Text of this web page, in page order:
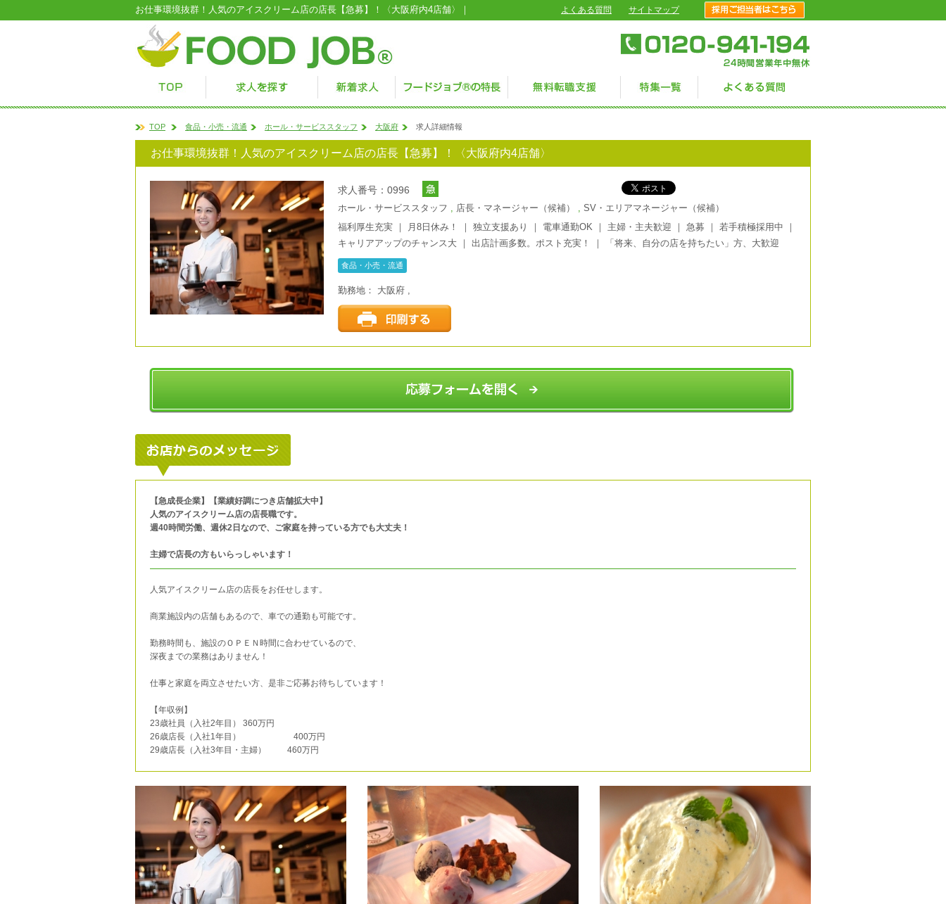
お仕事環境抜群！人気のアイスクリーム店の店長【急募】！〈大阪府内4店舗〉｜ よくある質問 サイトマップ
TOP 食品・小売・流通 ホール・サービススタッフ 大阪府 求人詳細情報
お仕事環境抜群！人気のアイスクリーム店の店長【急募】！〈大阪府内4店舗〉
求人番号：0996
ホール・サービススタッフ , 店長・マネージャー（候補） , SV・エリアマネージャー（候補）
福利厚生充実 ｜ 月8日休み！ ｜ 独立支援あり ｜ 電車通勤OK ｜ 主婦・主夫歓迎 ｜ 急募 ｜ 若手積極採用中 ｜
キャリアアップのチャンス大 ｜ 出店計画多数。ポスト充実！ ｜ 「将来、自分の店を持ちたい」方、大歓迎
食品・小売・流通
勤務地： 大阪府 ,
【急成長企業】【業績好調につき店舗拡大中】
人気のアイスクリーム店の店長職です。
週40時間労働、週休2日なので、ご家庭を持っている方でも大丈夫！
主婦で店長の方もいらっしゃいます！
人気アイスクリーム店の店長をお任せします。
商業施設内の店舗もあるので、車での通勤も可能です。
勤務時間も、施設のＯＰＥＮ時間に合わせているので、
深夜までの業務はありません！
仕事と家庭を両立させたい方、是非ご応募お待ちしています！
【年収例】
23歳社員（入社2年目） 360万円
26歳店長（入社1年目） 400万円
29歳店長（入社3年目・主婦） 460万円